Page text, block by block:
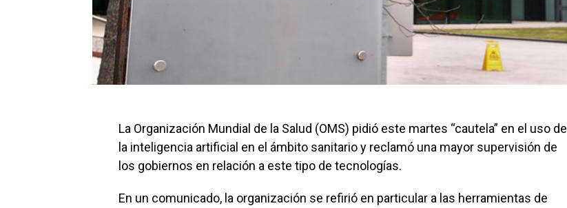
La Organización Mundial de la Salud (OMS) pidió este martes “cautela” en el uso de
la inteligencia artificial en el ámbito sanitario y reclamó una mayor supervisión de
los gobiernos en relación a este tipo de tecnologías.
En un comunicado, la organización se refirió en particular a las herramientas de